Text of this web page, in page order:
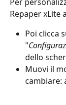
Repaper xLite
Poi clicca
"
dello
Muovi il
cambiare: